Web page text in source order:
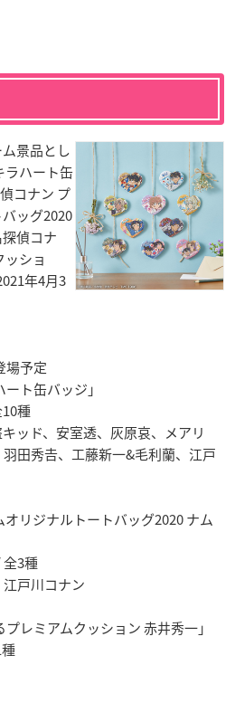
景品とし
ラハート缶
コナン プ
ッグ2020
偵コナ
ショ
年4月3
場予定
ト缶バッジ」
種
ッド、安室透、灰原哀、メアリ
田秀𠮷、工藤新一&毛利蘭、江戸
オリジナルトートバッグ2020 ナム
3種
戸川コナン
レミアムクッション 赤井秀一」